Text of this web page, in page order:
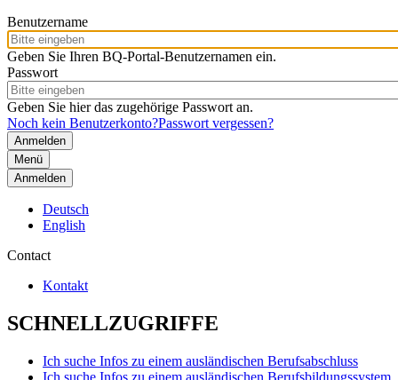
Benutzername
Geben Sie Ihren BQ-Portal-Benutzernamen ein.
Passwort
Geben Sie hier das zugehörige Passwort an.
Noch kein Benutzerkonto?Passwort vergessen?
Menü
Anmelden
Deutsch
English
Contact
Kontakt
SCHNELLZUGRIFFE
Ich suche Infos zu einem ausländischen Berufsabschluss
Ich suche Infos zu einem ausländischen Berufsbildungssystem